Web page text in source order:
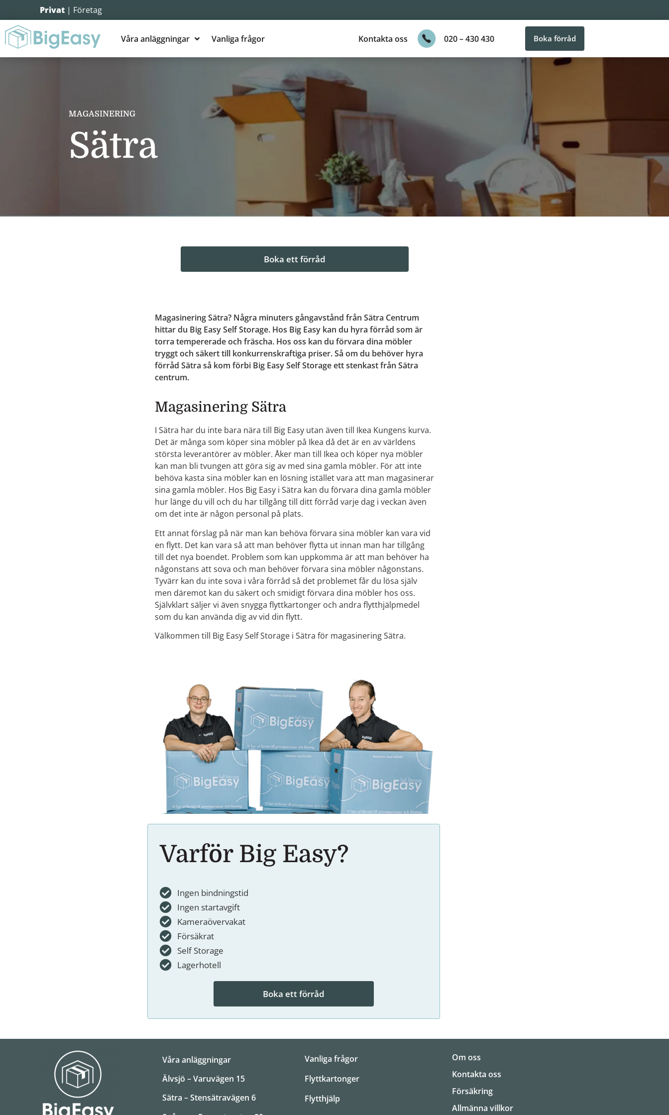
Privat | Företag
Våra anläggningar Vanliga frågor Kontakta oss 020 – 430 430 Boka förråd
MAGASINERING
Sätra
Boka ett förråd
Magasinering Sätra? Några minuters gångavstånd från Sätra Centrum
hittar du Big Easy Self Storage. Hos Big Easy kan du hyra förråd som är
torra tempererade och fräscha. Hos oss kan du förvara dina möbler
tryggt och säkert till konkurrenskraftiga priser. Så om du behöver hyra
förråd Sätra så kom förbi Big Easy Self Storage ett stenkast från Sätra
centrum.
Magasinering Sätra
I Sätra har du inte bara nära till Big Easy utan även till Ikea Kungens kurva.
Det är många som köper sina möbler på Ikea då det är en av världens
största leverantörer av möbler. Åker man till Ikea och köper nya möbler
kan man bli tvungen att göra sig av med sina gamla möbler. För att inte
behöva kasta sina möbler kan en lösning istället vara att man magasinerar
sina gamla möbler. Hos Big Easy i Sätra kan du förvara dina gamla möbler
hur länge du vill och du har tillgång till ditt förråd varje dag i veckan även
om det inte är någon personal på plats.
Ett annat förslag på när man kan behöva förvara sina möbler kan vara vid
en flytt. Det kan vara så att man behöver flytta ut innan man har tillgång
till det nya boendet. Problem som kan uppkomma är att man behöver ha
någonstans att sova och man behöver förvara sina möbler någonstans.
Tyvärr kan du inte sova i våra förråd så det problemet får du lösa själv
men däremot kan du säkert och smidigt förvara dina möbler hos oss.
Självklart säljer vi även snygga flyttkartonger och andra flytthjälpmedel
som du kan använda dig av vid din flytt.
Välkommen till Big Easy Self Storage i Sätra för magasinering Sätra.
Varför Big Easy?
Ingen bindningstid
Ingen startavgift
Kameraövervakat
Försäkrat
Self Storage
Lagerhotell
Boka ett förråd
Våra anläggningar
Älvsjö – Varuvägen 15
Sätra – Stensätravägen 6
Vanliga frågor
Flyttkartonger
Flytthjälp
Om oss
Kontakta oss
Försäkring
Allmänna villkor